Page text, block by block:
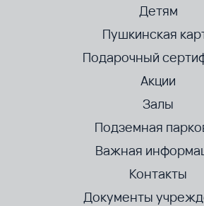
Детям
Пушкинская
Подарочный
Акции
Залы
Подземная
Важная
Контакты
Документы